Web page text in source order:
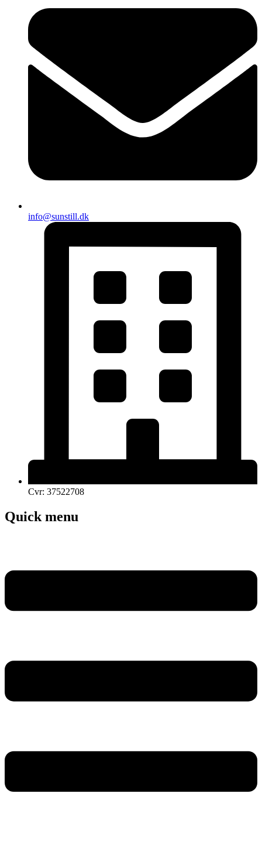
info@sunstill.dk
Cvr: 37522708
Quick menu